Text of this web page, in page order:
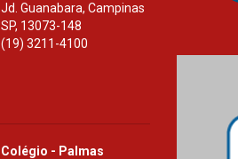
Jd. Guanabara, Campinas
SP, 13073-148
(19) 3211-4100
Colégio - Palmas